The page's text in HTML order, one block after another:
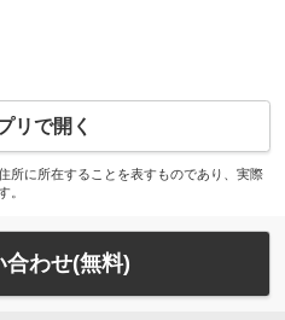
リで開く
所に所在することを表すものであり、実際
。
合わせ(無料)